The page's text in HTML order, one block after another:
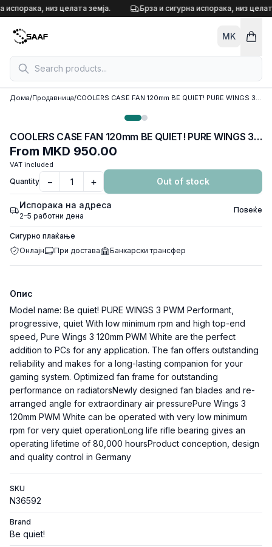
Skip to content
испорака, низ целата земја. Брза и сигурна испорака, низ
MK
Дома/Продавница/ COOLERS CASE FAN 120mm BE QUIET! PURE WINGS 3 PWM White 1.600rpm, DURABLE RIFLE BEARING, BL110
COOLERS CASE FAN 120mm BE QUIET! PURE WINGS 3 PWM White 1.600rpm, DURABLE RIFLE BEARING, BL110
From MKD 950.00
VAT included
Quantity − + Out of stock
Испорака на адреса
2–5 работни дена
Повеќе
Сигурно плаќање
Онлајн
При достава Банкарски трансфер
Опис
Model name: Be quiet! PURE WINGS 3 PWM Performant,
progressive, quiet With low minimum rpm and high top-end
speed, Pure Wings 3 120mm PWM White are the perfect
addition to PCs for any application. The fan offers outstanding
reliability and makes for a long-lasting companion for your
gaming system. Optimized fan frame for outstanding
performance on radiatorsNewly designed fan blades and re-
arranged angle for extraordinary air pressurePure Wings 3
120mm PWM White can be operated with very low minimum
rpm for very quiet operationLong life rifle bearing gives an
operating lifetime of 80,000 hoursProduct conception, design
and quality control in Germany
SKU
N36592
Brand
Be quiet!